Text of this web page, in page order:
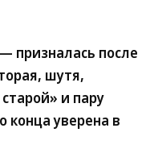
призналась после
шутя,
и пару
конца уверена в